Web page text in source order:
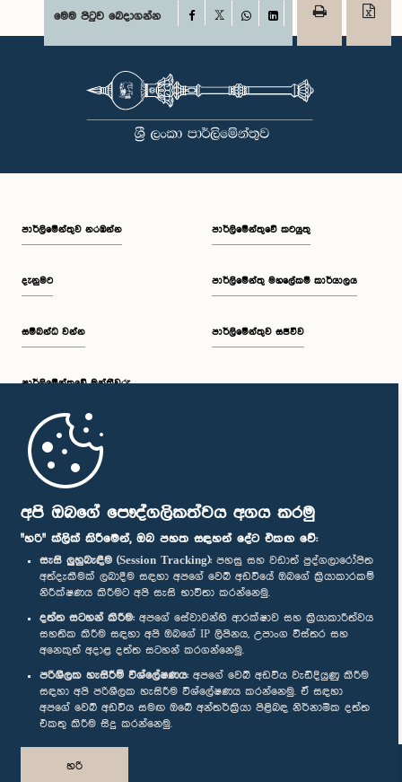
අපි ඔබගේ පෞද්ගලිකත්වය අගය කරමු
"හරි" ක්ලික් කිරීමෙන්, ඔබ පහත සඳහන් දේට එකඟ වේ:
සැසි ලුහුබැඳීම (Session Tracking): පහසු සහ වඩාත් පුද්ගලාරෝපිත
අත්දැකීමක් ලබාදීම සඳහා අපගේ වෙබ් අඩවියේ ඔබගේ ක්‍රියාකාරකම්
නිරීක්ෂණය කිරීමට අපි සැසි භාවිතා කරන්නෙමු.
දත්ත සටහන් කිරීම: අපගේ සේවාවන්හි ආරක්ෂාව සහ ක්‍රියාකාරීත්වය
සහතික කිරීම සඳහා අපි ඔබගේ IP ලිපිනය, උපාංග විස්තර සහ
අනෙකුත් අදාළ දත්ත සටහන් කරගන්නෙමු.
පරිශීලක හැසිරීම් විශ්ලේෂණය: අපගේ වෙබ් අඩවිය වැඩිදියුණු කිරීම
සඳහා අපි පරිශීලක හැසිරීම විශ්ලේෂණය කරන්නෙමු. ඒ සඳහා
අපගේ වෙබ් අඩවිය සමඟ ඔබේ අන්තර්ක්‍රියා පිළිබඳ නිර්නාමික දත්ත
එකතු කිරීම සිදු කරන්නෙමු.
හරි
මෙම පිටුව බෙදාගන්න Facebook
WhatsAppLinkedIn
පාර්ලි‌මේන්තුව නරඹන්න
දැනුමට
සම්බන්ධ වන්න
පාර්ලි‌මේන්තුවේ මන්ත්‍රීවරු
මුල් පිටුව
පාර්ලිමේන්තුවේ කටයුතු
පාර්ලිමේන්තු මහලේකම් කාර්යාලය
පාර්ලිමේන්තුව සජීවීව
පාර්ලිමේන්තු ජංගම යෙදුම
අප හා සම්බන්ධ වී සිටින්න :
සම්මාන
පෞද්ගලිකත්ව ප්‍රතිපත්තිය